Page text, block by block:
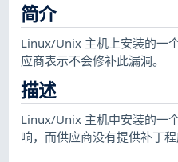
简介
Linux/Unix 主机上安装的一
应商表示不会修补此漏洞。
描述
Linux/Unix 主机中安装的一
响，而供应商没有提供补丁程